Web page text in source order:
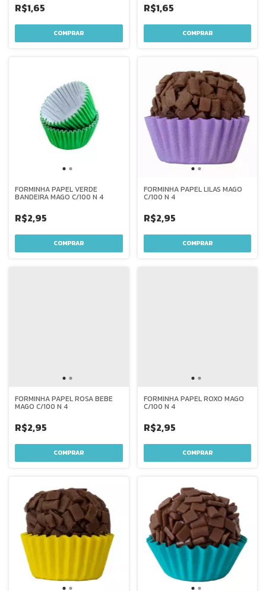
R$1,65 R$1,65
FORMINHA PAPEL VERDE
BANDEIRA MAGO C/100 N 4
R$2,95
FORMINHA PAPEL LILAS MAGO
C/100 N 4
R$2,95
FORMINHA PAPEL ROSA BEBE
MAGO C/100 N 4
R$2,95
FORMINHA PAPEL ROXO MAGO
C/100 N 4
R$2,95